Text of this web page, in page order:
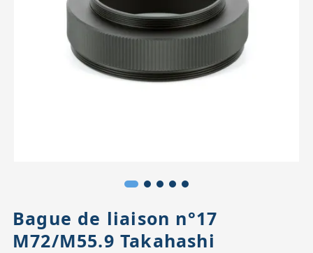
Accessoires pour montures
Pièces détachées
Bague de liaison n°17
M72/M55.9 Takahashi